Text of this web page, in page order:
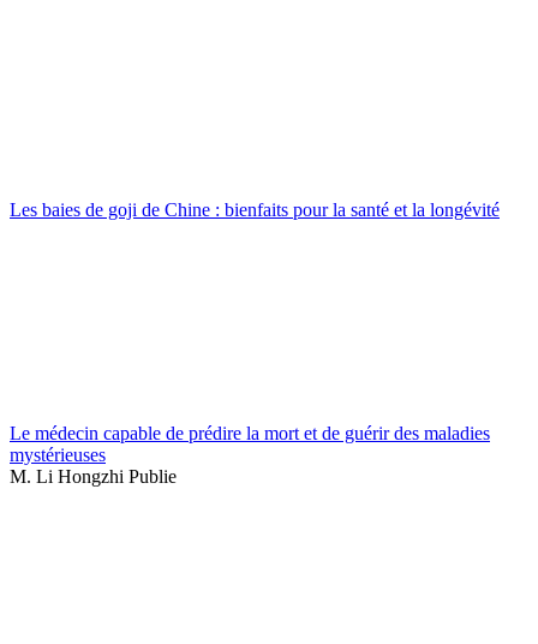
Les baies de goji de Chine : bienfaits pour la santé et la longévité
Le médecin capable de prédire la mort et de guérir des maladies
mystérieuses
M. Li Hongzhi Publie